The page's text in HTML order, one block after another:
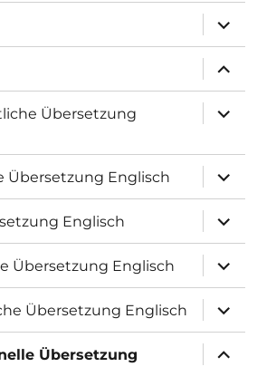
öffnen
öffnen
Übersetzung
öffnen
Übersetzung Englisch
öffnen
Englisch
öffnen
Übersetzung Englisch
öffnen
Übersetzung Englisch
öffnen
Übersetzung
öffnen